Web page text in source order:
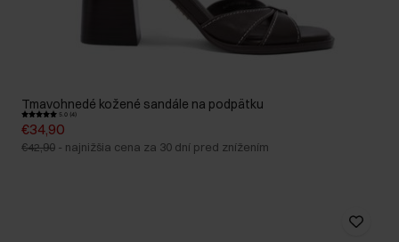
Tmavohnedé kožené sandále na podpätku
5.0 (4)
€34,90
€42,90 - najnižšia cena za 30 dní pred znížením